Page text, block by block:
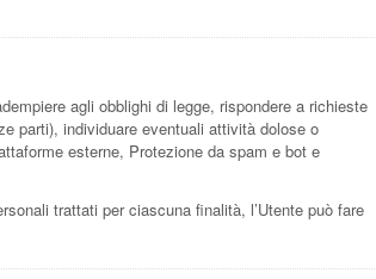
agli obblighi di legge, rispondere a richieste
parti), individuare eventuali attività dolose o
esterne, Protezione da spam e bot e
trattati per ciascuna finalità, l’Utente può fare